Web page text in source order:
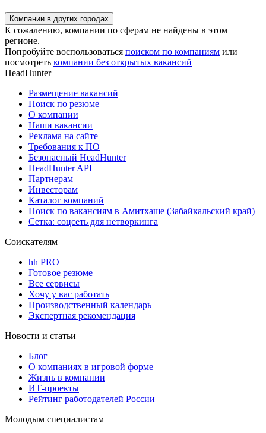
Компании в других городах
К сожалению, компании по сферам не найдены в этом
регионе.
Попробуйте воспользоваться поиском по компаниям или
посмотреть компании без открытых вакансий
HeadHunter
Размещение вакансий
Поиск по резюме
О компании
Наши вакансии
Реклама на сайте
Требования к ПО
Безопасный HeadHunter
HeadHunter API
Партнерам
Инвесторам
Каталог компаний
Поиск по вакансиям в Амитхаше (Забайкальский край)
Сетка: соцсеть для нетворкинга
Соискателям
hh PRO
Готовое резюме
Все сервисы
Хочу у вас работать
Производственный календарь
Экспертная рекомендация
Новости и статьи
Блог
О компаниях в игровой форме
Жизнь в компании
ИТ-проекты
Рейтинг работодателей России
Молодым специалистам